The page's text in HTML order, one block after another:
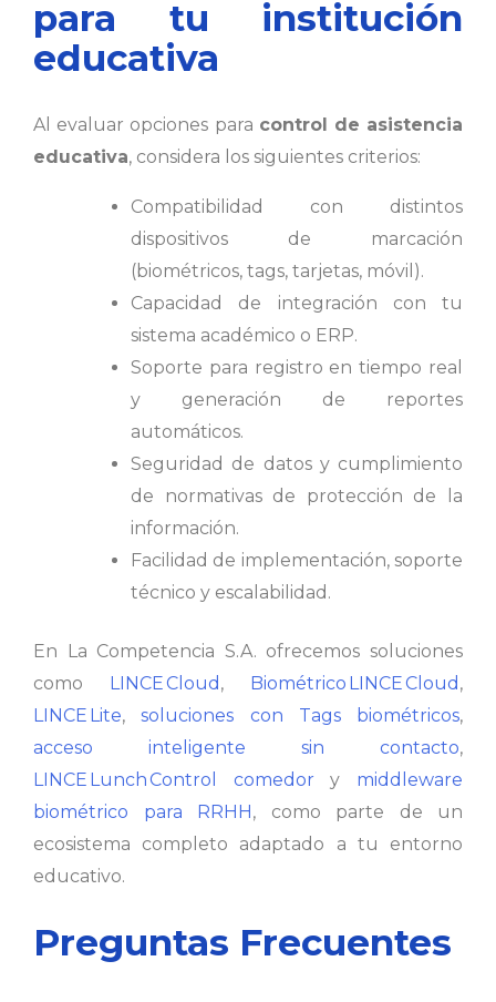
para tu institución
educativa
Al evaluar opciones para control de asistencia
educativa, considera los siguientes criterios:
Compatibilidad con distintos
dispositivos de marcación
(biométricos, tags, tarjetas, móvil).
Capacidad de integración con tu
sistema académico o ERP.
Soporte para registro en tiempo real
y generación de reportes
automáticos.
Seguridad de datos y cumplimiento
de normativas de protección de la
información.
Facilidad de implementación, soporte
técnico y escalabilidad.
En La Competencia S.A. ofrecemos soluciones
como LINCE Cloud , Biométrico LINCE Cloud ,
LINCE Lite,soluciones con Tags biométricos,
acceso inteligente sin contacto,
LINCE Lunch Control comedor y middleware
biométrico para RRHH, como parte de un
ecosistema completo adaptado a tu entorno
educativo.
Preguntas Frecuentes